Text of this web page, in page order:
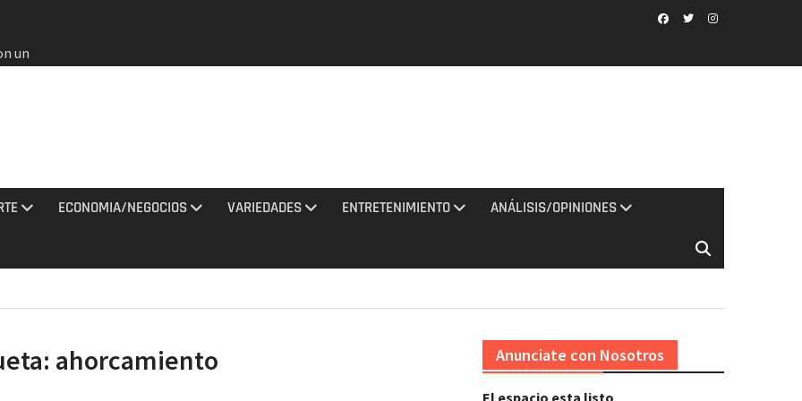
un
en
a
ECONOMIA/NEGOCIOS VARIEDADES ENTRETENIMIENTO ANÁLISIS/OPINIONES
ahorcamiento Anunciate con Nosotros
El espacio esta listo